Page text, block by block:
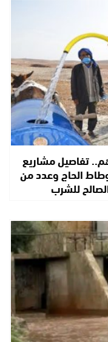
مليون درهم.. تفاصيل مشاريع
الحاج وعدد من
للشرب